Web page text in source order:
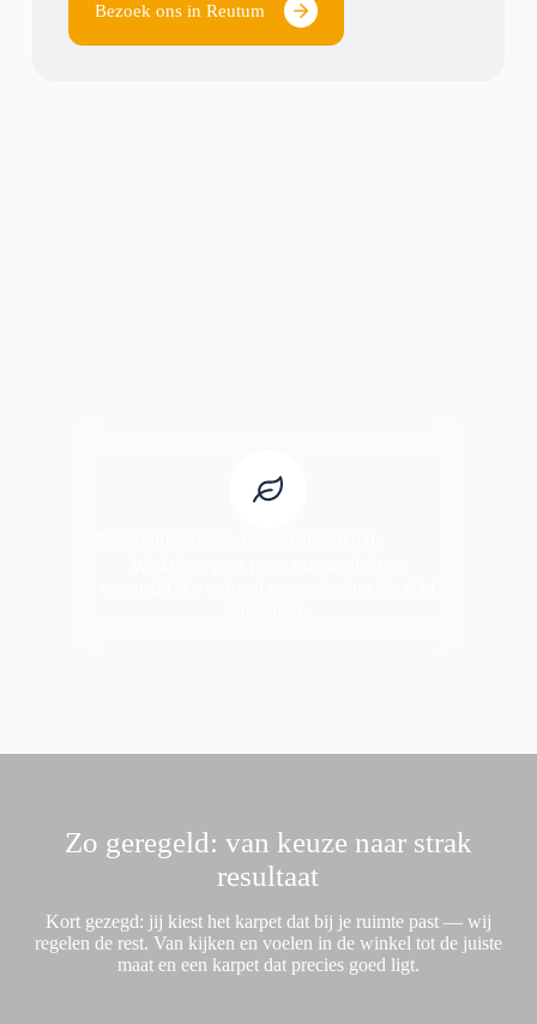
Bezoek ons in Reutum
Zo geregeld: van keuze naar strak
resultaat
Kort gezegd: jij kiest het karpet dat bij je ruimte past — wij
regelen de rest. Van kijken en voelen in de winkel tot de juiste
maat en een karpet dat precies goed ligt.